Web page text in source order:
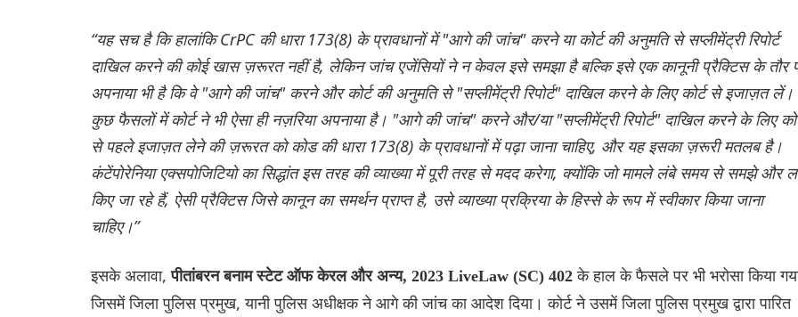
“यह सच है कि हालांकि CrPC की धारा 173(8) के प्रावधानों में "आगे की जांच" करने या कोर्ट की अनुमति से सप्लीमेंट्री रिपोर्ट
दाखिल करने की कोई खास ज़रूरत नहीं है, लेकिन जांच एजेंसियों ने न केवल इसे समझा है बल्कि इसे एक कानूनी प्रैक्टिस के तौर
अपनाया भी है कि वे "आगे की जांच" करने और कोर्ट की अनुमति से "सप्लीमेंट्री रिपोर्ट" दाखिल करने के लिए कोर्ट से इजाज़त लें।
कुछ फैसलों में कोर्ट ने भी ऐसा ही नज़रिया अपनाया है। "आगे की जांच" करने और/या "सप्लीमेंट्री रिपोर्ट" दाखिल करने के लिए
से पहले इजाज़त लेने की ज़रूरत को कोड की धारा 173(8) के प्रावधानों में पढ़ा जाना चाहिए, और यह इसका ज़रूरी मतलब है।
कंटेंपोरेनिया एक्सपोजिटियो का सिद्धांत इस तरह की व्याख्या में पूरी तरह से मदद करेगा, क्योंकि जो मामले लंबे समय से समझे और
किए जा रहे हैं, ऐसी प्रैक्टिस जिसे कानून का समर्थन प्राप्त है, उसे व्याख्या प्रक्रिया के हिस्से के रूप में स्वीकार किया जाना
चाहिए।”
इसके अलावा,पीतांबरन बनाम स्टेट ऑफ केरल और अन्य, 2023 LiveLaw (SC) 402के हाल के फैसले पर भी भरोसा किया
जिसमें जिला पुलिस प्रमुख, यानी पुलिस अधीक्षक ने आगे की जांच का आदेश दिया। कोर्ट ने उसमें जिला पुलिस प्रमुख द्वारा पारित